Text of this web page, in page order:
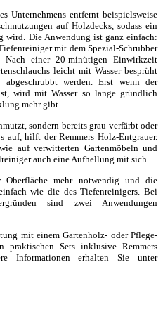
Unternehmens entfernt beispielsweise
auf Holzdecks, sodass ein
wird. Die Anwendung ist ganz einfach:
mit dem Spezial-Schrubber
Nach einer 20-minütigen Einwirkzeit
leicht mit Wasser besprüht
werden. Erst wenn der
wird mit Wasser so lange gründlich
mehr gibt.
sondern bereits grau verfärbt oder
auf, hilft der Remmers Holz-Entgrauer.
auf verwitterten Gartenmöbeln und
auch eine Aufhellung mit sich.
mehr notwendig und die
wie die des Tiefenreinigers. Bei
sind zwei Anwendungen
mit einem Gartenholz- oder Pflege-
Sets inklusive Remmers
Informationen erhalten Sie unter